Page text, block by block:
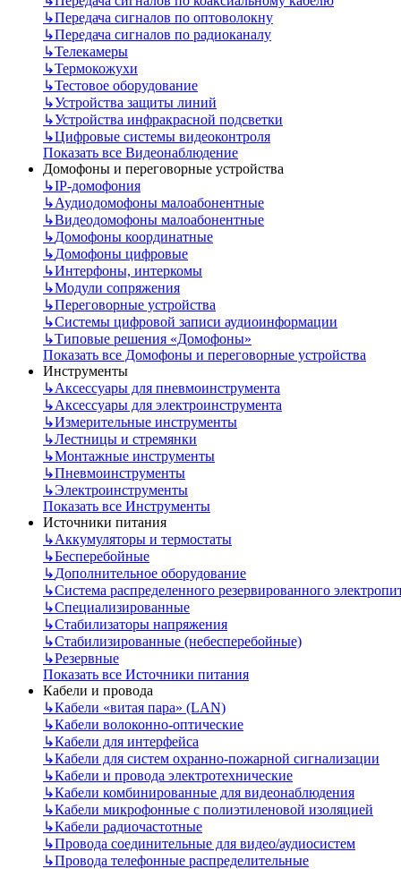
↳Передача сигналов по оптоволокну
↳Передача сигналов по радиоканалу
↳Телекамеры
↳Термокожухи
↳Тестовое оборудование
↳Устройства защиты линий
↳Устройства инфракрасной подсветки
↳Цифровые системы видеоконтроля
Показать все Видеонаблюдение
Домофоны и переговорные устройства
↳IP-домофония
↳Аудиодомофоны малоабонентные
↳Видеодомофоны малоабонентные
↳Домофоны координатные
↳Домофоны цифровые
↳Интерфоны, интеркомы
↳Модули сопряжения
↳Переговорные устройства
↳Системы цифровой записи аудиоинформации
↳Типовые решения «Домофоны»
Показать все Домофоны и переговорные устройства
Инструменты
↳Аксессуары для пневмоинструмента
↳Аксессуары для электроинструмента
↳Измерительные инструменты
↳Лестницы и стремянки
↳Монтажные инструменты
↳Пневмоинструменты
↳Электроинструменты
Показать все Инструменты
Источники питания
↳Аккумуляторы и термостаты
↳Бесперебойные
↳Дополнительное оборудование
↳Система распределенного резервированного
↳Специализированные
↳Стабилизаторы напряжения
↳Стабилизированные (небесперебойные)
↳Резервные
Показать все Источники питания
Кабели и провода
↳Кабели «витая пара» (LAN)
↳Кабели волоконно-оптические
↳Кабели для интерфейса
↳Кабели для систем охранно-пожарной сигнализации
↳Кабели и провода электротехнические
↳Кабели комбинированные для видеонаблюдения
↳Кабели микрофонные с полиэтиленовой изоляцией
↳Кабели радиочастотные
↳Провода соединительные для видео/аудиосистем
↳Провода телефонные распределительные